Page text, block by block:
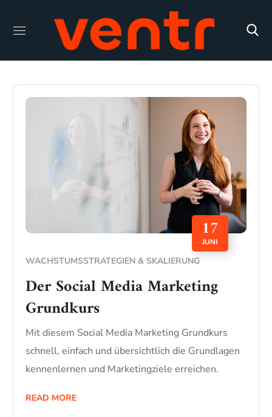
17
JUNI
WACHSTUMSSTRATEGIEN & SKALIERUNG
Der Social Media Marketing
Grundkurs
Mit diesem Social Media Marketing Grundkurs
schnell, einfach und übersichtlich die Grundlagen
kennenlernen und Marketingziele erreichen.
READ MORE